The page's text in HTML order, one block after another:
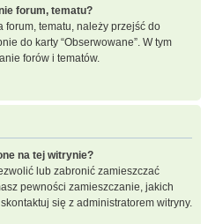
forum, tematu?
forum, tematu, należy przejść do
do karty “Obserwowane”. W tym
forów i tematów.
na tej witrynie?
lub zabronić zamieszczać
pewności zamieszczanie, jakich
się z administratorem witryny.